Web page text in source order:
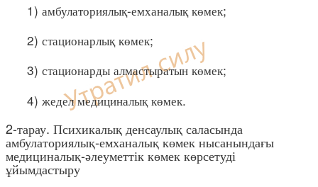
1) амбулаториялық-емханалық көмек;
2) стационарлық көмек;
3) стационарды алмастыратын көмек;
4) жедел медициналық көмек.
2-тарау. Психикалық денсаулық саласында
амбулаториялық-емханалық көмек нысанындағы
медициналық-әлеуметтік көмек көрсетуді
ұйымдастыру